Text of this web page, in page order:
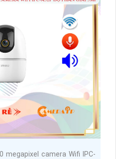
megapixel camera Wifi IPC-